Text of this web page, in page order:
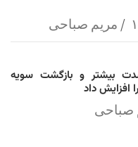
مریم صباحی
شدت بیشتر و بازگشت سویه
صباحی